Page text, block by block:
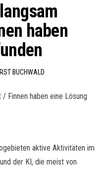
haben
BUCHWALD
Finnen haben eine Lösung
aktive Aktivitäten im
der KI, die meist von